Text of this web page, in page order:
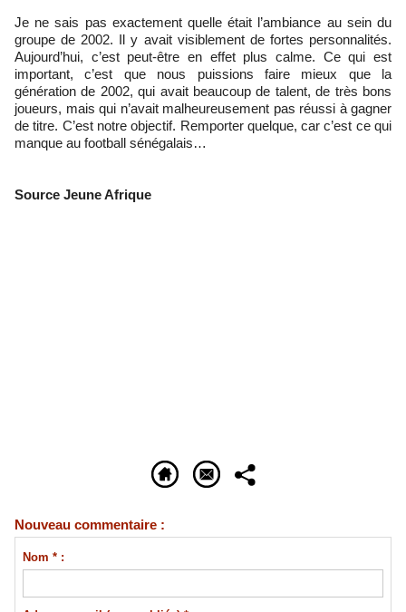
Je ne sais pas exactement quelle était l’ambiance au sein du
groupe de 2002. Il y avait visiblement de fortes personnalités.
Aujourd’hui, c’est peut-être en effet plus calme. Ce qui est
important, c’est que nous puissions faire mieux que la
génération de 2002, qui avait beaucoup de talent, de très bons
joueurs, mais qui n’avait malheureusement pas réussi à gagner
de titre. C’est notre objectif. Remporter quelque, car c’est ce qui
manque au football sénégalais…
Source Jeune Afrique
Nouveau commentaire :
Nom * :